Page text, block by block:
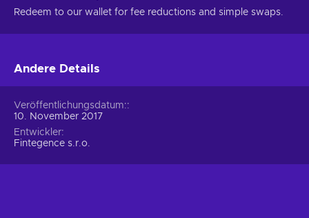
Redeem to our wallet for fee reductions and simple swaps.
Andere Details
Veröffentlichungsdatum:
10. November 2017
Entwickler
Fintegence s.r.o.